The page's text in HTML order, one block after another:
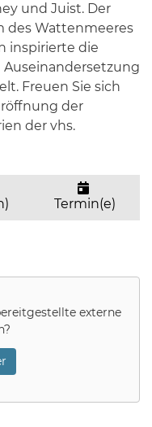
und Juist. Der
des Wattenmeeres
inspirierte die
Freuen Sie sich
der
der vhs.
Termin(e)
externe